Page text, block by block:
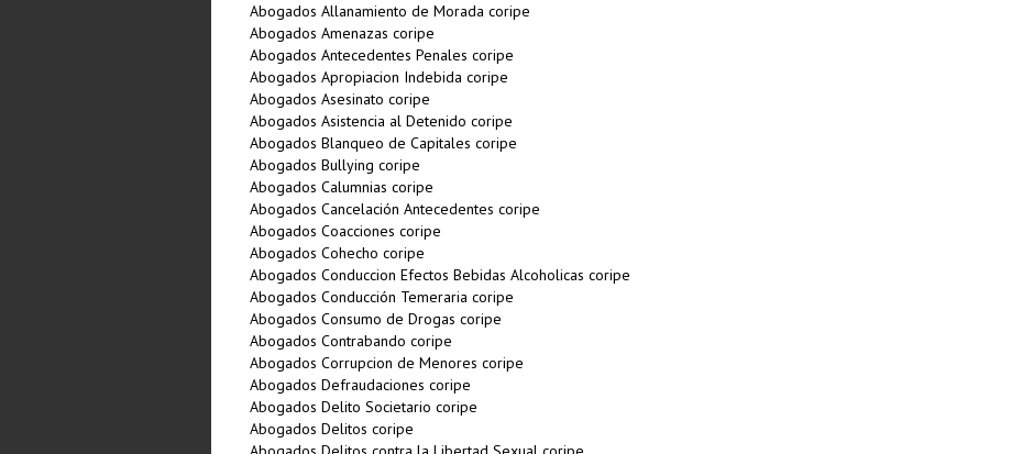
Abogados Allanamiento de Morada coripe
Abogados Amenazas coripe
Abogados Antecedentes Penales coripe
Abogados Apropiacion Indebida coripe
Abogados Asesinato coripe
Abogados Asistencia al Detenido coripe
Abogados Blanqueo de Capitales coripe
Abogados Bullying coripe
Abogados Calumnias coripe
Abogados Cancelación Antecedentes coripe
Abogados Coacciones coripe
Abogados Cohecho coripe
Abogados Conduccion Efectos Bebidas Alcoholicas coripe
Abogados Conducción Temeraria coripe
Abogados Consumo de Drogas coripe
Abogados Contrabando coripe
Abogados Corrupcion de Menores coripe
Abogados Defraudaciones coripe
Abogados Delito Societario coripe
Abogados Delitos coripe